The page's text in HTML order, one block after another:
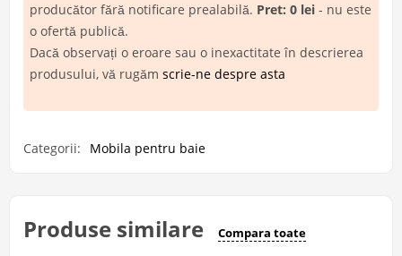
producător fără notificare prealabilă. Pret: 0 lei - nu este
o ofertă publică.
Dacă observați o eroare sau o inexactitate în descrierea
produsului, vă rugăm scrie-ne despre asta
Categorii: Mobila pentru baie
Produse similare Compara toate